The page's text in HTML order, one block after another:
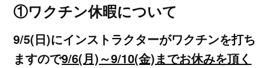
①ワクチン休暇について
9/5(日)にインストラクターがワクチンを打ち
ますので9/6(月)～9/10(金)までお休みを頂く